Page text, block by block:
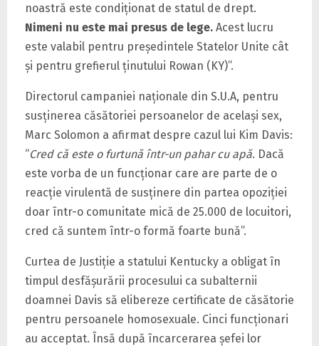
noastră este condiţionat de statul de drept.
Nimeni nu este mai presus de lege. Acest lucru
este valabil pentru preşedintele Statelor Unite cât
şi pentru grefierul ţinutului Rowan (KY)”.
Directorul campaniei naţionale din S.U.A, pentru
susţinerea căsătoriei persoanelor de acelaşi sex,
Marc Solomon a afirmat despre cazul lui Kim Davis:
“Cred că este o furtună într-un pahar cu apă. Dacă
este vorba de un funcţionar care are parte de o
reacţie virulentă de susţinere din partea opoziţiei
doar într-o comunitate mică de 25.000 de locuitori,
cred că suntem într-o formă foarte bună”.
Curtea de Justiţie a statului Kentucky a obligat în
timpul desfăşurării procesului ca subalternii
doamnei Davis să elibereze certificate de căsătorie
pentru persoanele homosexuale. Cinci funcţionari
au acceptat. Însă după încarcerarea şefei lor